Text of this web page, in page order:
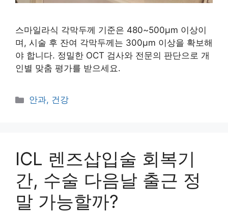
스마일라식 각막두께 기준은 480~500μm 이상이
며, 시술 후 잔여 각막두께는 300μm 이상을 확보해
야 합니다. 정밀한 OCT 검사와 전문의 판단으로 개
인별 맞춤 평가를 받으세요.
카
안과, 건강
ICL 렌즈삽입술 회복기
간, 수술 다음날 출근 정
말 가능할까?